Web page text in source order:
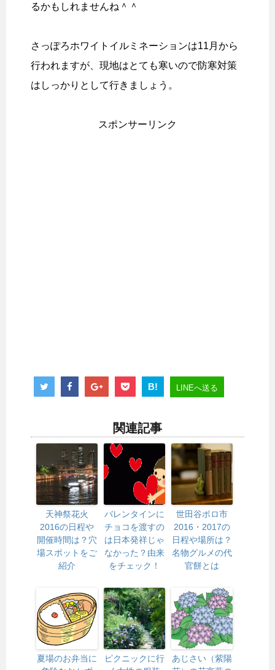
るかもしれませんね＾＾
さっぽろホワイトイルミネーションは11月から
行われますが、現地はとても寒いので防寒対策
はしっかりとして行きましょう。
スポンサーリンク
B! LINEへ送る
関連記事
天神祭花火
2016の日程や
開催時間は？穴
場スポットをご
紹介
バレンタインに
チョコを渡すの
は日本発祥じゃ
なかった？由来
をチェック！
世田谷ボロ市
2016・2017の
日程や場所は？
名物グルメの代
官餅とは
夏場のお弁当に
ピクニックに行
あじさい（紫陽